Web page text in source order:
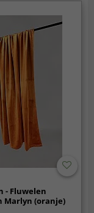
- Fluwelen
Marlyn (oranje)